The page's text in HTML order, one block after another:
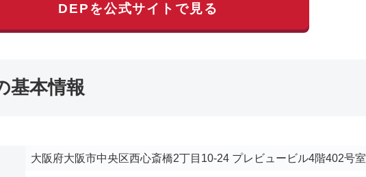
DEPを公式サイトで見る
基本情報
大阪府大阪市中央区西心斎橋2丁目10-24 プレビュービル4階402号室